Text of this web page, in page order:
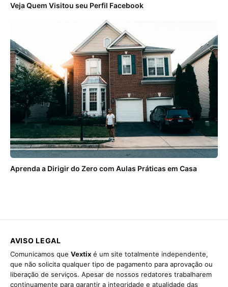
Veja Quem Visitou seu Perfil Facebook
Aprenda a Dirigir do Zero com Aulas Práticas em Casa
AVISO LEGAL
Comunicamos que Vextix é um site totalmente independente,
que não solicita qualquer tipo de pagamento para aprovação ou
liberação de serviços. Apesar de nossos redatores trabalharem
continuamente para garantir a integridade e atualidade das